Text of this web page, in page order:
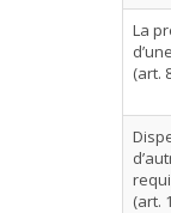
La
(art.
(art.